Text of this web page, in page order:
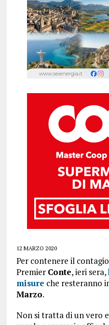
12 MARZO 2020
Per contenere il
Premier Conte, ieri sera,
misure che resteranno
Marzo.
Non si tratta di un vero